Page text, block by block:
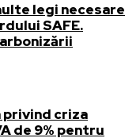
legi necesare
SAFE.
privind criza
de 9% pentru